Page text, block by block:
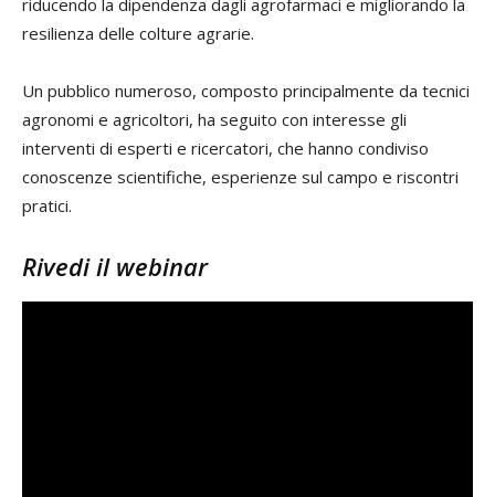
resilienza delle colture agrarie.
Un pubblico numeroso, composto principalmente da tecnici
agronomi e agricoltori, ha seguito con interesse gli
interventi di esperti e ricercatori, che hanno condiviso
conoscenze scientifiche, esperienze sul campo e riscontri
pratici.
Rivedi il webinar